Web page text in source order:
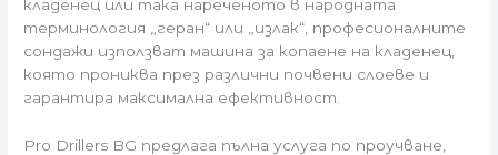
кладенец или така нареченото в народната
терминология „геран“ или „излак“, професионалните
сондажи използват машина за копаене на кладенец,
която прониква през различни почвени слоеве и
гарантира максимална ефективност.
Pro Drillers BG предлага пълна услуга по проучване,